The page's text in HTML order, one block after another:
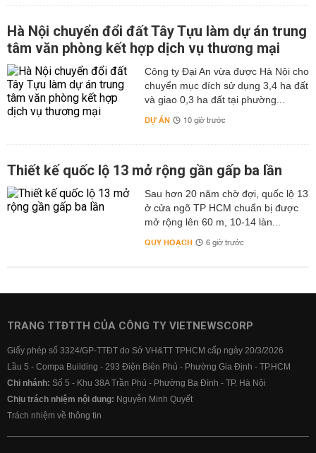
Hà Nội chuyển đổi đất Tây Tựu làm dự án trung
tâm văn phòng kết hợp dịch vụ thương mại
Công ty Đại An vừa được Hà Nội cho
chuyển mục đích sử dụng 3,4 ha đất
và giao 0,3 ha đất tại phường...
DỰ ÁN 10 giờ trước
Thiết kế quốc lộ 13 mở rộng gần gấp ba lần
Sau hơn 20 năm chờ đợi, quốc lộ 13
ở cửa ngõ TP HCM chuẩn bị được
mở rộng lên 60 m, 10-14 làn...
QUY HOẠCH 6 giờ trước
TRANG TTĐTTH CỦA CÔNG TY VIETNEWSCORP
Giấy phép số 3324/GP-TTĐT do Sở VH&TT TPHCM cấp ngày 20/3/2026
Lầu 5 - Compa Building - 293 Điện Biên Phủ - Phường Gia Định - TP.HCM
Chi nhánh: Số 5 - Khu 38A Trần Phú - Phường Ba Đình - TP. Hà Nội
Chịu trách nhiệm nội dung: Nguyễn Minh Quyết
Trách nhiệm về thông tin